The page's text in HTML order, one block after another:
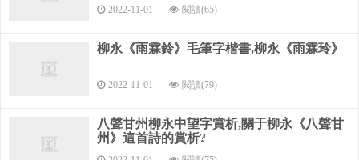
佇倚危樓風細細，② 望極春愁，黯黯生天際。③
草色煙光殘照里，無言誰會憑欄意。
擬把疏狂圖一醉，④對酒當歌，⑤強樂還無味。⑥
衣帶漸寬終不悔，⑦為伊消得人憔悴。
2022-11-01 閱讀(65)
柳永《雨霖鈴》毛筆字楷書,柳永《雨霖玲》
2022-11-01 閱讀(79)
八聲甘州柳永中望字賞析,關于柳永《八聲甘
州》這首詩的賞析?